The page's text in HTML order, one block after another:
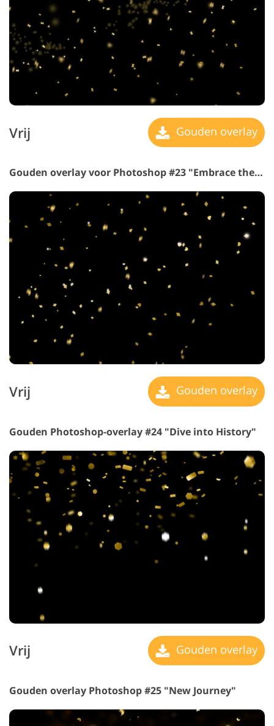
Vrij Gouden overlay
Gouden overlay voor Photoshop #23 "Embrace the World"
Vrij Gouden overlay
Gouden Photoshop-overlay #24 "Dive into History"
Vrij Gouden overlay
Gouden overlay Photoshop #25 "New Journey"